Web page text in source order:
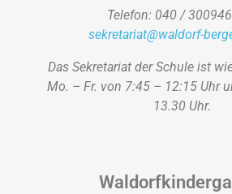
Telefon: 040 /
sekretariat@waldorf-
Das Sekretariat der Schule ist
Mo. – Fr. von 7:45 – 12:15 Uhr
13.30 Uhr.